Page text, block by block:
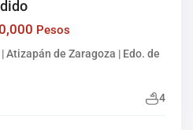
Pesos
Atizapán de Zaragoza | Edo. de
4